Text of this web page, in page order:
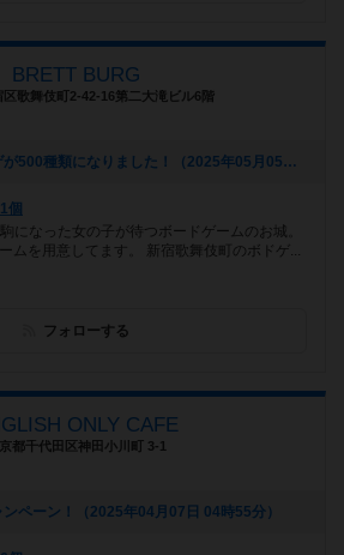
BRETT BURG
区歌舞伎町2-42-16第二大滝ビル6階
[NEW] 【祝】提供ボドゲが500種類になりました！（2025年05月05日 18時08分）
個
になった女の子が待つボードゲームのお城。
ムを用意してます。 新宿歌舞伎町のボドゲ...
フォローする
ONLY CAFE
都千代田区神田小川町 3-1
ペーン！（2025年04月07日 04時55分）